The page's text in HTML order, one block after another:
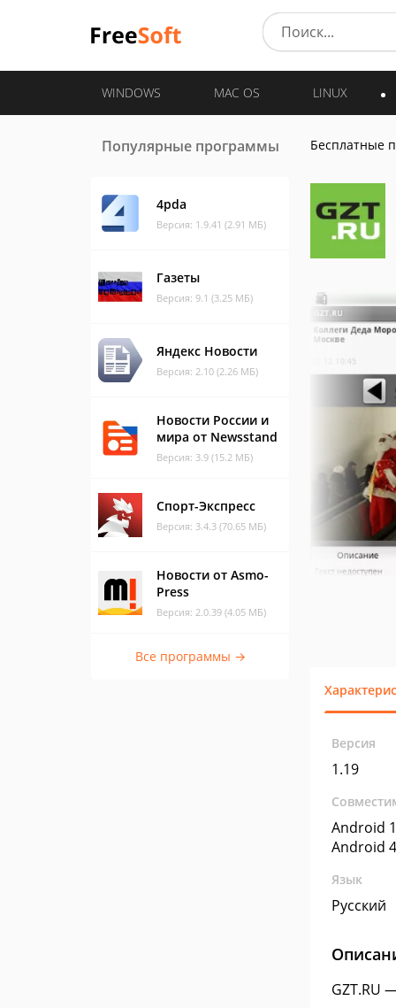
WINDOWS MAC OS LINUX
Популярные программы
4pda
Версия: 1.9.41 (2.91 МБ)
Газеты
Версия: 9.1 (3.25 МБ)
Яндекс Новости
Версия: 2.10 (2.26 МБ)
Новости России и
мира от Newsstand
Версия: 3.9 (15.2 МБ)
Спорт-Экспресс
Версия: 3.4.3 (70.65 МБ)
Новости от Asmo-
Press
Версия: 2.0.39 (4.05 МБ)
Все программы →
Бесплатные
Версия
1.19
Android
Android
Язык
Русский
GZT.RU